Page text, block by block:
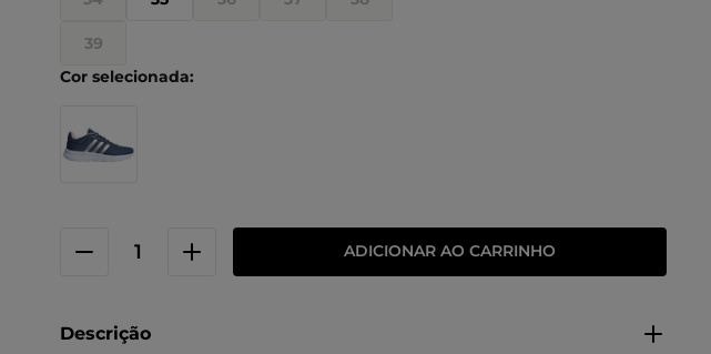
39
ADICIONAR AO CARRINHO
Descrição